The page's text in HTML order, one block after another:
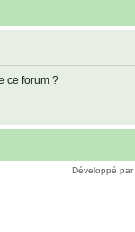
ce forum ?
Développé par